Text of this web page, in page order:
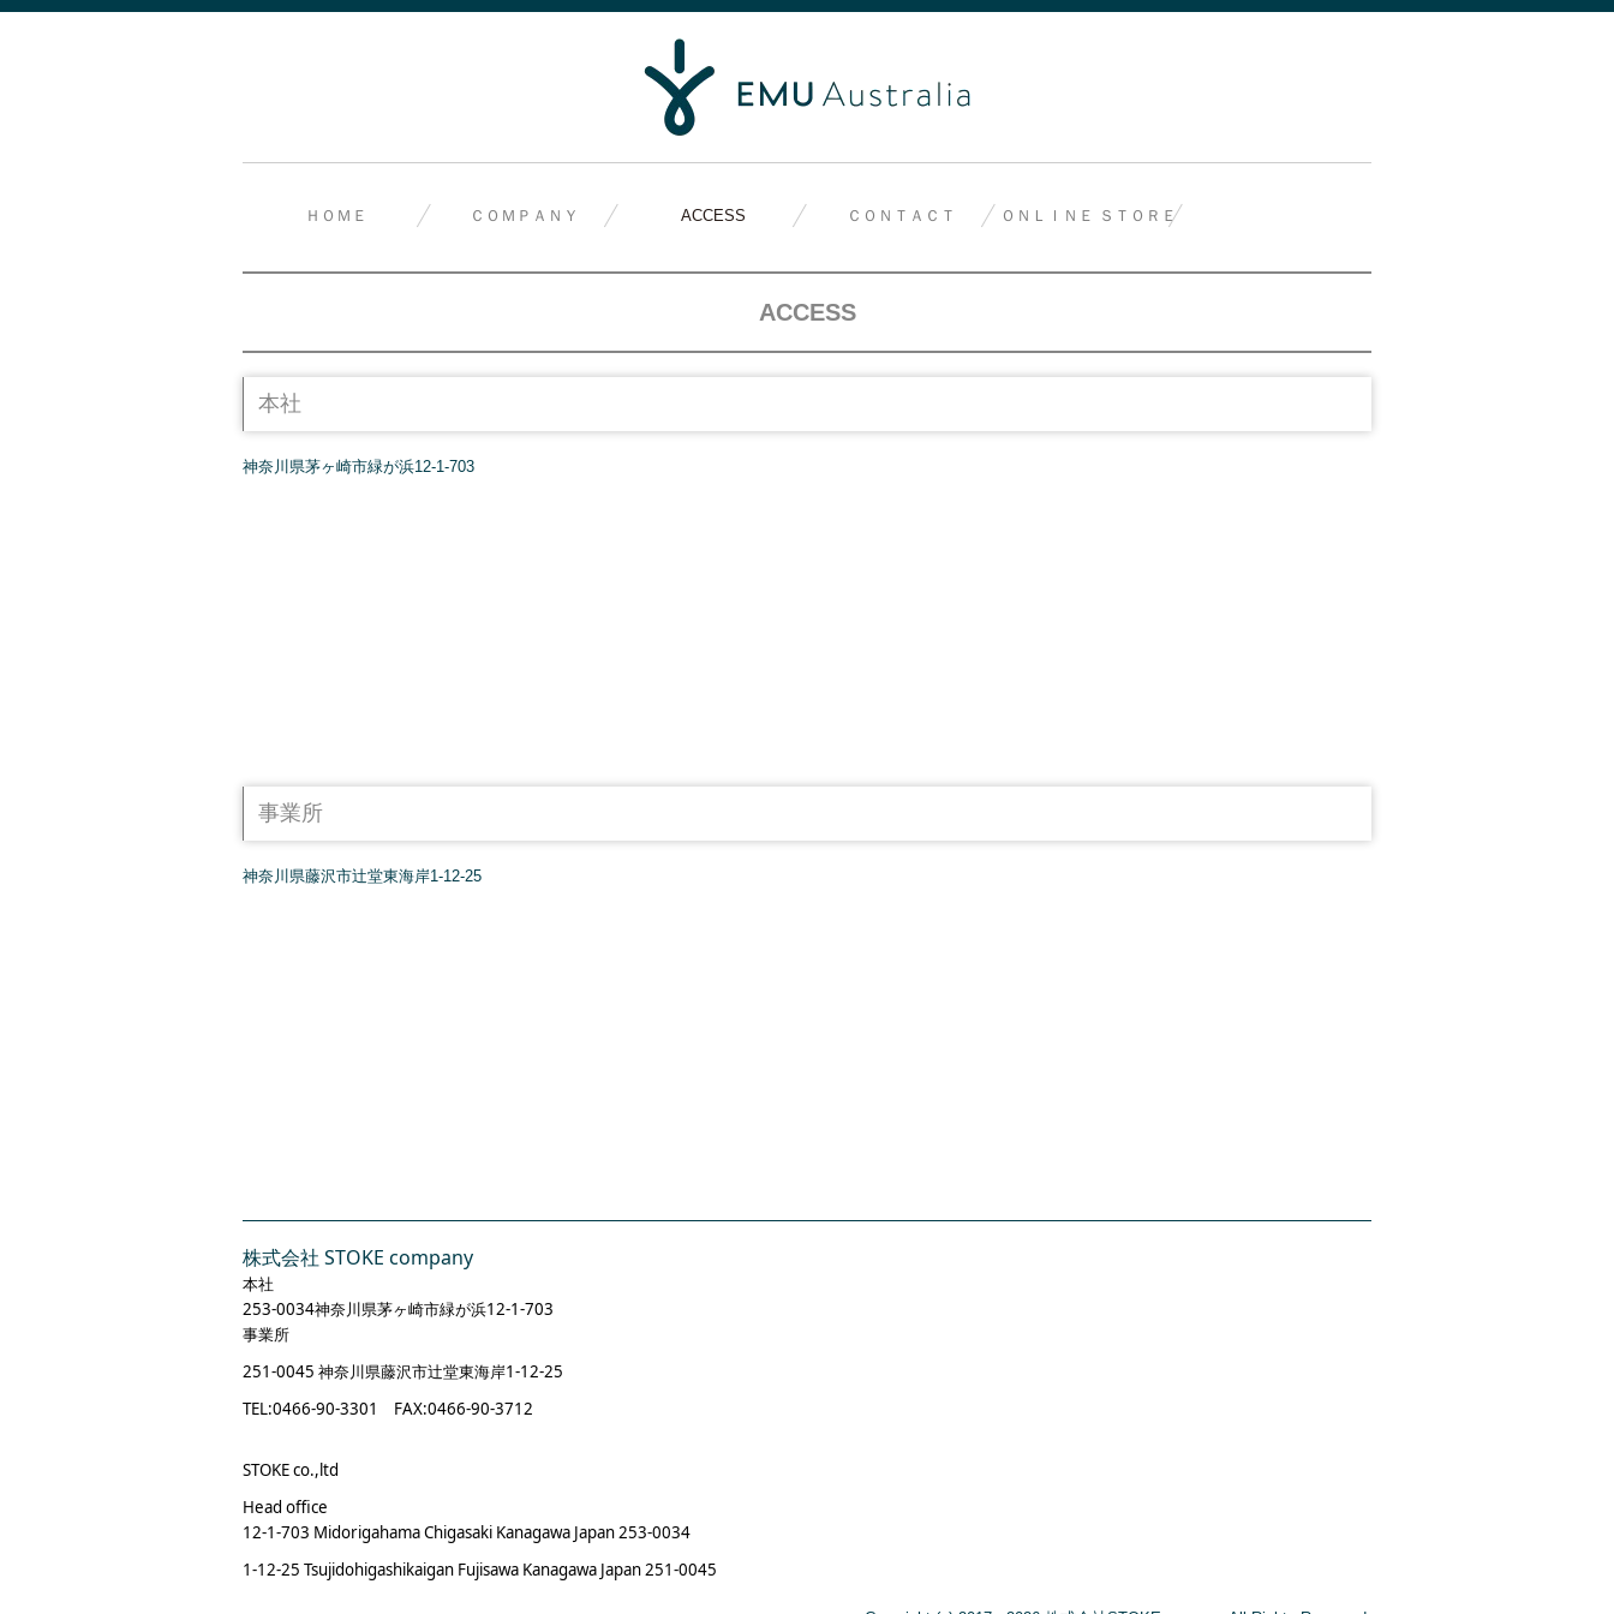
ＨＯＭＥ ＣＯＭＰＡＮＹ ACCESS ＣＯＮＴＡＣＴ ＯＮＬＩＮＥ ＳＴＯＲＥ
ACCESS
本社
神奈川県茅ヶ崎市緑が浜12-1-703
事業所
神奈川県藤沢市辻堂東海岸1-12-25
株式会社 STOKE company
本社
253-0034神奈川県茅ヶ崎市緑が浜12-1-703
事業所
251‐0045 神奈川県藤沢市辻堂東海岸1‐12‐25
TEL:0466‐90‐3301 FAX:0466‐90‐3712
STOKE co.,ltd
Head office
12-1-703 Midorigahama Chigasaki Kanagawa Japan 253-0034
1-12-25 Tsujidohigashikaigan Fujisawa Kanagawa Japan 251-0045